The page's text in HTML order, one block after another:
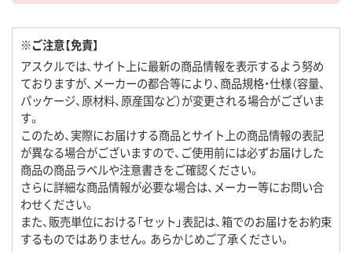
※ご注意【免責】
アスクルでは、サイト上に最新の商品情報を表示するよう努め
ておりますが、メーカーの都合等により、商品規格・仕様（容量、
パッケージ、原材料、原産国など）が変更される場合がございま
す。
このため、実際にお届けする商品とサイト上の商品情報の表記
が異なる場合がございますので、ご使用前には必ずお届けした
商品の商品ラベルや注意書きをご確認ください。
さらに詳細な商品情報が必要な場合は、メーカー等にお問い合
わせください。
また、販売単位における「セット」表記は、箱でのお届けをお約束
するものではありません。あらかじめご了承ください。